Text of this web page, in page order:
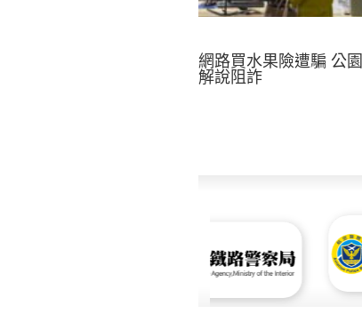
網路買水果險遭騙 公
解說阻詐